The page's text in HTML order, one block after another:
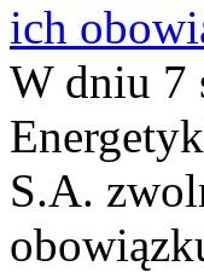
ich
W dniu 7
S.A.